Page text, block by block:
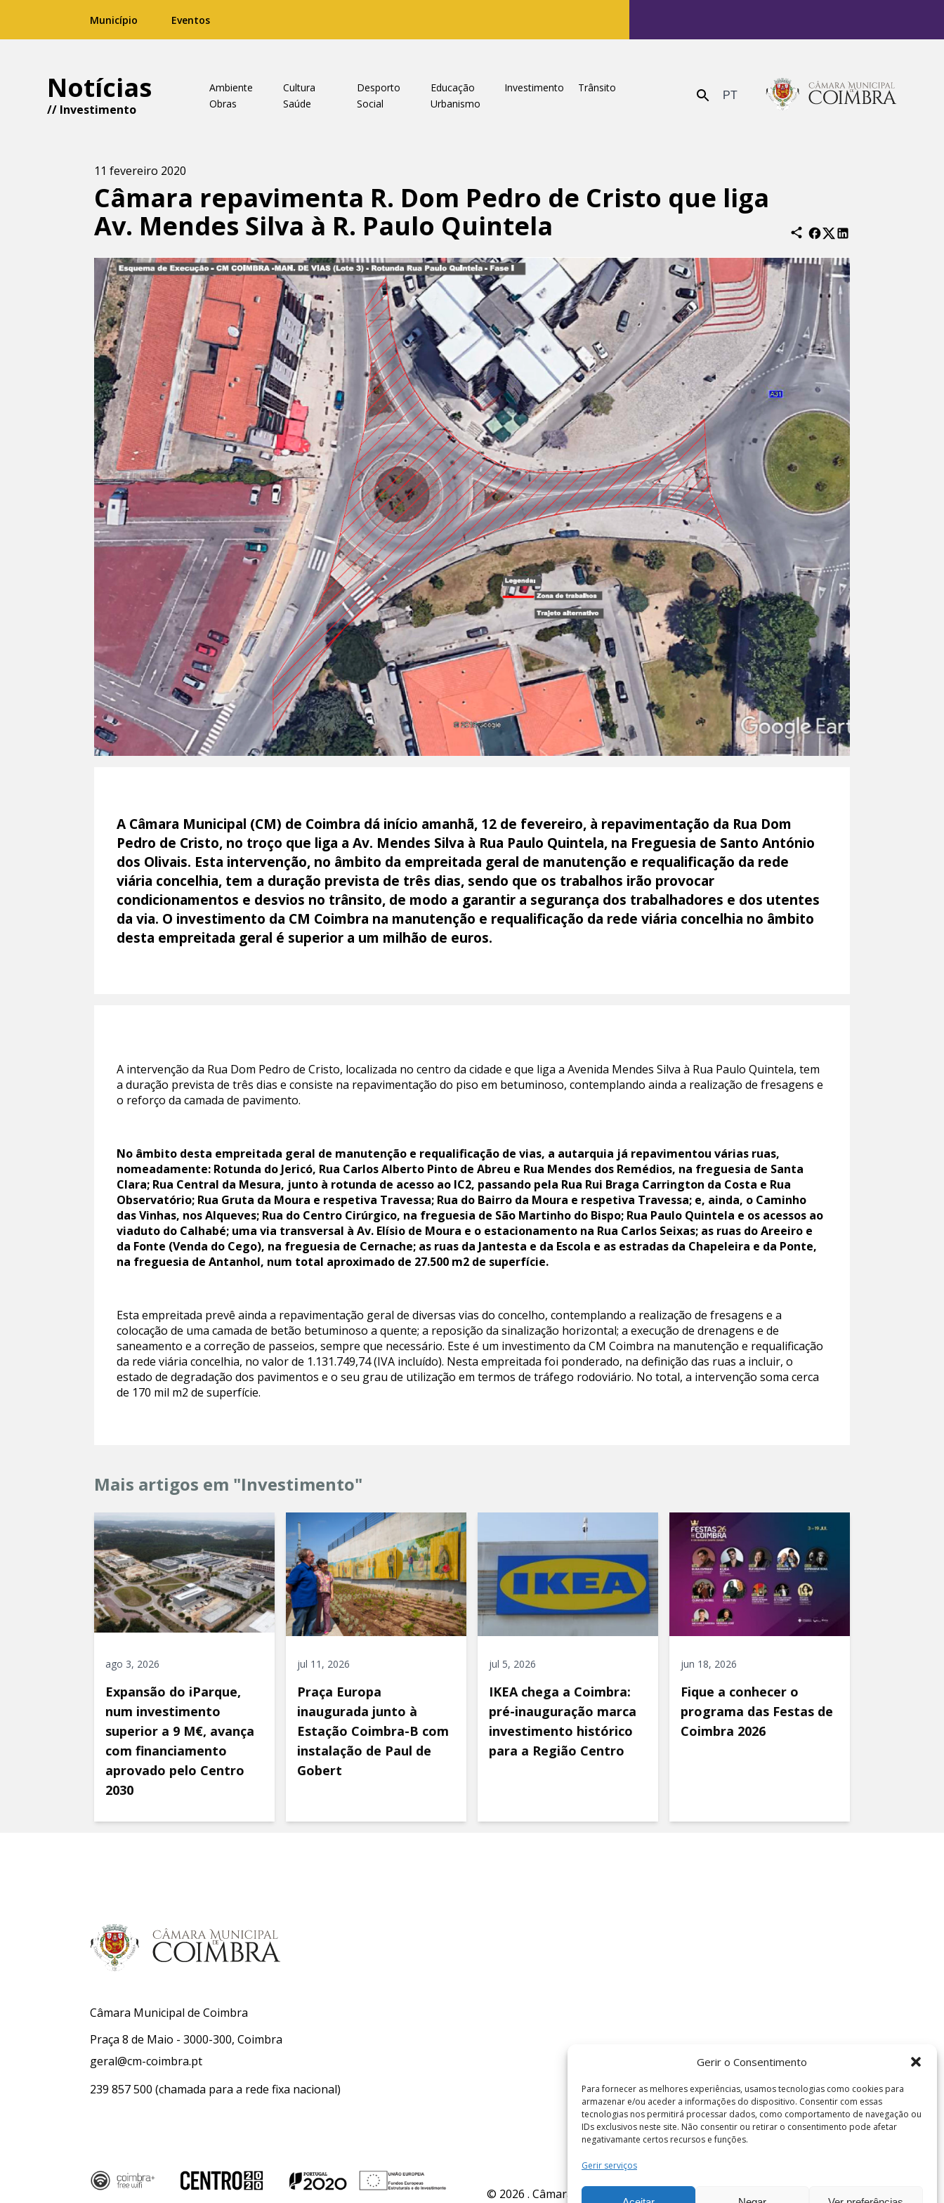
Gerir o Consentimento
Para fornecer as melhores experiências, usamos tecnologias como cookies para
armazenar e/ou aceder a informações do dispositivo. Consentir com essas
tecnologias nos permitirá processar dados, como comportamento de navegação ou
IDs exclusivos neste site. Não consentir ou retirar o consentimento pode afetar
negativamante certos recursos e funções.
Gerir serviços
Município Eventos
Notícias
// Investimento
Ambiente Cultura Desporto Educação Investimento
Trânsito
Obras
Saúde Social Urbanismo Enviar PT
11 fevereiro 2020
Câmara repavimenta R. Dom Pedro de Cristo que liga
Av. Mendes Silva à R. Paulo Quintela
A Câmara Municipal (CM) de Coimbra dá início amanhã, 12 de fevereiro, à repavimentação da Rua Dom
Pedro de Cristo, no troço que liga a Av. Mendes Silva à Rua Paulo Quintela, na Freguesia de Santo António
dos Olivais. Esta intervenção, no âmbito da empreitada geral de manutenção e requalificação da rede
viária concelhia, tem a duração prevista de três dias, sendo que os trabalhos irão provocar
condicionamentos e desvios no trânsito, de modo a garantir a segurança dos trabalhadores e dos utentes
da via. O investimento da CM Coimbra na manutenção e requalificação da rede viária concelhia no âmbito
desta empreitada geral é superior a um milhão de euros.
A intervenção da Rua Dom Pedro de Cristo, localizada no centro da cidade e que liga a Avenida Mendes Silva à Rua Paulo Quintela, tem
a duração prevista de três dias e consiste na repavimentação do piso em betuminoso, contemplando ainda a realização de fresagens e
o reforço da camada de pavimento.
No âmbito desta empreitada geral de manutenção e requalificação de vias, a autarquia já repavimentou várias ruas,
nomeadamente: Rotunda do Jericó, Rua Carlos Alberto Pinto de Abreu e Rua Mendes dos Remédios, na freguesia de Santa
Clara; Rua Central da Mesura, junto à rotunda de acesso ao IC2, passando pela Rua Rui Braga Carrington da Costa e Rua
Observatório; Rua Gruta da Moura e respetiva Travessa; Rua do Bairro da Moura e respetiva Travessa; e, ainda, o Caminho
das Vinhas, nos Alqueves; Rua do Centro Cirúrgico, na freguesia de São Martinho do Bispo; Rua Paulo Quintela e os acessos ao
viaduto do Calhabé; uma via transversal à Av. Elísio de Moura e o estacionamento na Rua Carlos Seixas; as ruas do Areeiro e
da Fonte (Venda do Cego), na freguesia de Cernache; as ruas da Jantesta e da Escola e as estradas da Chapeleira e da Ponte,
na freguesia de Antanhol, num total aproximado de 27.500 m2 de superfície.
Esta empreitada prevê ainda a repavimentação geral de diversas vias do concelho, contemplando a realização de fresagens e a
colocação de uma camada de betão betuminoso a quente; a reposição da sinalização horizontal; a execução de drenagens e de
saneamento e a correção de passeios, sempre que necessário. Este é um investimento da CM Coimbra na manutenção e requalificação
da rede viária concelhia, no valor de 1.131.749,74 (IVA incluído). Nesta empreitada foi ponderado, na definição das ruas a incluir, o
estado de degradação dos pavimentos e o seu grau de utilização em termos de tráfego rodoviário. No total, a intervenção soma cerca
de 170 mil m2 de superfície.
Mais artigos em "Investimento"
ago 3, 2026
Expansão do iParque,
num investimento
superior a 9 M€, avança
com financiamento
aprovado pelo Centro
2030
jul 11, 2026
Praça Europa
inaugurada junto à
Estação Coimbra-B com
instalação de Paul de
Gobert
jul 5, 2026
IKEA chega a Coimbra:
pré-inauguração marca
investimento histórico
para a Região Centro
jun 18, 2026
Fique a conhecer o
programa das Festas de
Coimbra 2026
Câmara Municipal de Coimbra
Praça 8 de Maio - 3000-300, Coimbra
geral@cm-coimbra.pt
239 857 500 (chamada para a rede fixa nacional)
© 2026 . Câmara Municipal de Coimbra . Todos os direitos reservados.